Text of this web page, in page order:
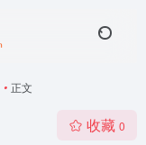
• 正文
收藏 0